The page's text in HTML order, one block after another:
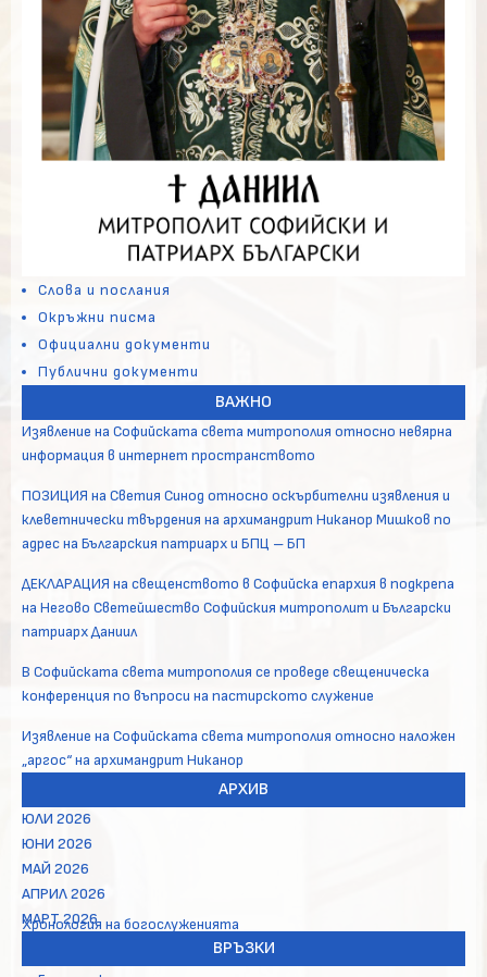
Слова и послания
Окръжни писма
Официални документи
Публични документи
ВАЖНО
Изявление на Софийската света митрополия относно невярна
информация в интернет пространството
ПОЗИЦИЯ на Светия Синод относно оскърбителни изявления и
клеветнически твърдения на архимандрит Никанор Мишков по
адрес на Българския патриарх и БПЦ – БП
ДЕКЛАРАЦИЯ на свещенството в Софийска епархия в подкрепа
на Негово Светейшество Софийския митрополит и Български
патриарх Даниил
В Софийската света митрополия се проведе свещеническа
конференция по въпроси на пастирското служение
Изявление на Софийската света митрополия относно наложен
„аргос“ на архимандрит Никанор
АРХИВ
ЮЛИ 2026
ЮНИ 2026
МАЙ 2026
АПРИЛ 2026
МАРТ 2026
Хронология на богослуженията
ВРЪЗКИ